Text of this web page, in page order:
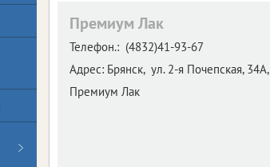
Премиум Лак
Телефон.: (4832)41-93-67
Адрес: Брянск, ул. 2-я Почепская, 34A,
Премиум Лак